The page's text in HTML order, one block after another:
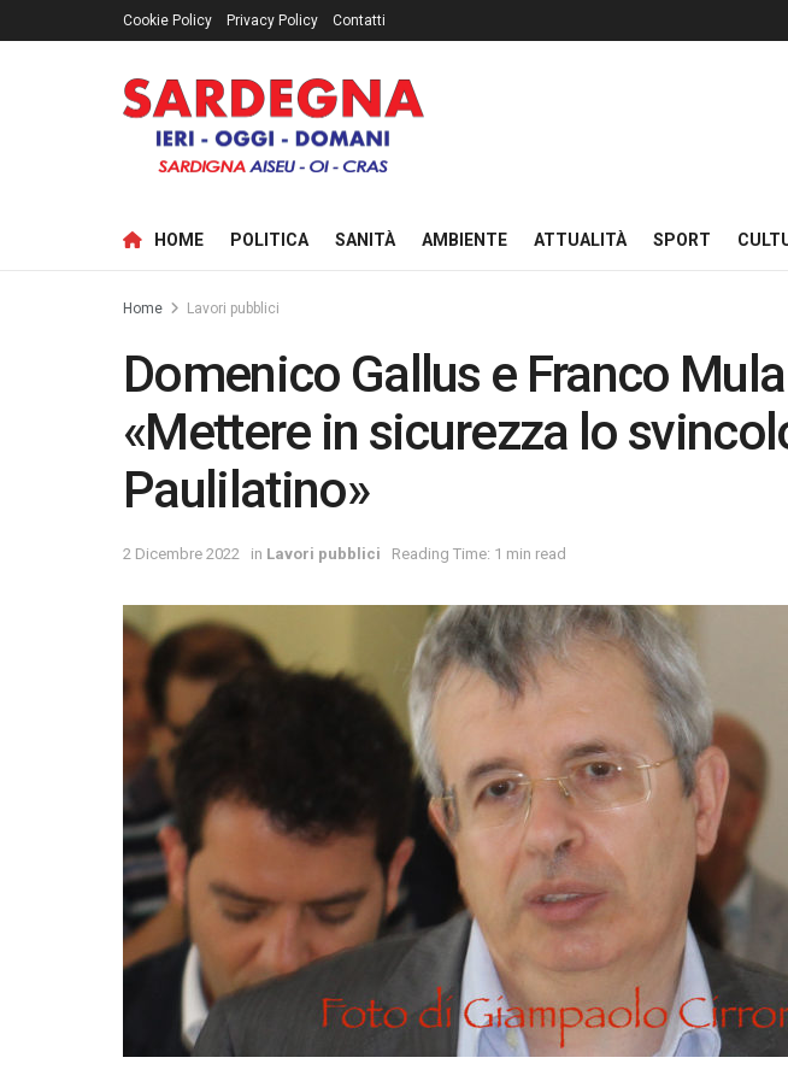
Cookie Policy Privacy Policy Contatti
HOME POLITICA SANITÀ AMBIENTE ATTUALITÀ SPORT
Home Lavori pubblici
Domenico Gallus e Franco Mula
«Mettere in sicurezza lo
Paulilatino»
2 Dicembre 2022 in Lavori pubblici Reading Time: 1 min read